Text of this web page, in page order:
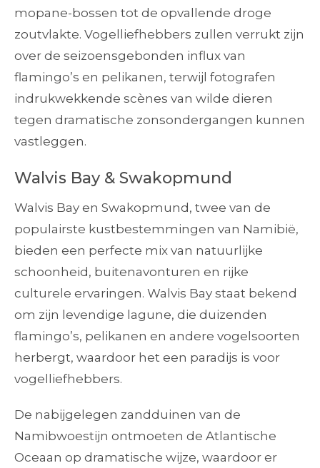
mopane-bossen tot de opvallende droge
zoutvlakte. Vogelliefhebbers zullen verrukt zijn
over de seizoensgebonden influx van
flamingo’s en pelikanen, terwijl fotografen
indrukwekkende scènes van wilde dieren
tegen dramatische zonsondergangen kunnen
vastleggen.
Walvis Bay & Swakopmund
Walvis Bay en Swakopmund, twee van de
populairste kustbestemmingen van Namibië,
bieden een perfecte mix van natuurlijke
schoonheid, buitenavonturen en rijke
culturele ervaringen. Walvis Bay staat bekend
om zijn levendige lagune, die duizenden
flamingo’s, pelikanen en andere vogelsoorten
herbergt, waardoor het een paradijs is voor
vogelliefhebbers.
De nabijgelegen zandduinen van de
Namibwoestijn ontmoeten de Atlantische
Oceaan op dramatische wijze, waardoor er